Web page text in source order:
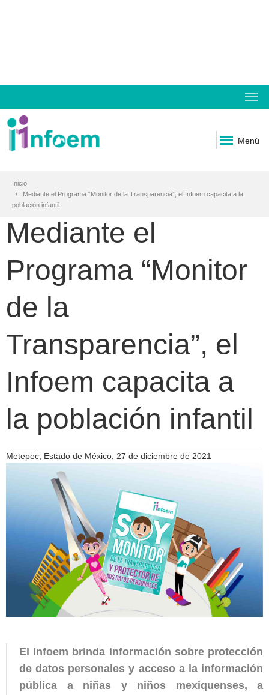
Menú
Inicio
Mediante el Programa “Monitor de la Transparencia”, el Infoem capacita a la
población infantil
Mediante el
Programa “Monitor
de la
Transparencia”, el
Infoem capacita a
la población infantil
Metepec, Estado de México, 27 de diciembre de 2021
El Infoem brinda información sobre protección
de datos personales y acceso a la información
pública a niñas y niños mexiquenses, a